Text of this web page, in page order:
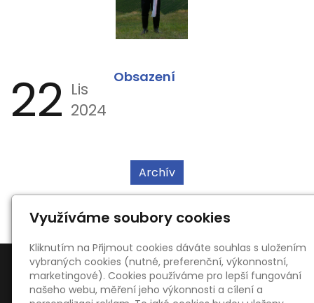
22 Lis
2024
Obsazení
Archív
Využíváme soubory cookies
Kliknutím na Přijmout cookies dáváte souhlas s uložením
vybraných cookies (nutné, preferenční, výkonnostní,
marketingové). Cookies používáme pro lepší fungování
našeho webu, měření jeho výkonnosti a cílení a